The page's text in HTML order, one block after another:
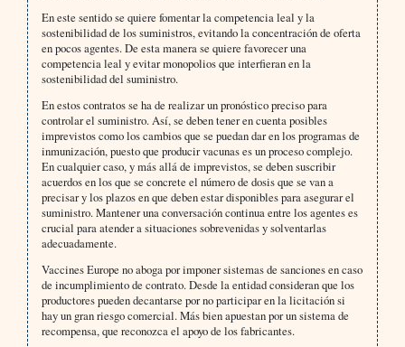
En este sentido se quiere fomentar la competencia leal y la
sostenibilidad de los suministros, evitando la concentración de oferta
en pocos agentes. De esta manera se quiere favorecer una
competencia leal y evitar monopolios que interfieran en la
sostenibilidad del suministro.
En estos contratos se ha de realizar un pronóstico preciso para
controlar el suministro. Así, se deben tener en cuenta posibles
imprevistos como los cambios que se puedan dar en los programas de
inmunización, puesto que producir vacunas es un proceso complejo.
En cualquier caso, y más allá de imprevistos, se deben suscribir
acuerdos en los que se concrete el número de dosis que se van a
precisar y los plazos en que deben estar disponibles para asegurar el
suministro. Mantener una conversación continua entre los agentes es
crucial para atender a situaciones sobrevenidas y solventarlas
adecuadamente.
Vaccines Europe no aboga por imponer sistemas de sanciones en caso
de incumplimiento de contrato. Desde la entidad consideran que los
productores pueden decantarse por no participar en la licitación si
hay un gran riesgo comercial. Más bien apuestan por un sistema de
recompensa, que reconozca el apoyo de los fabricantes.